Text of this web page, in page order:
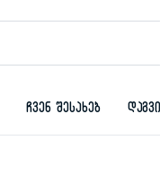
ჩვენ შესახებ